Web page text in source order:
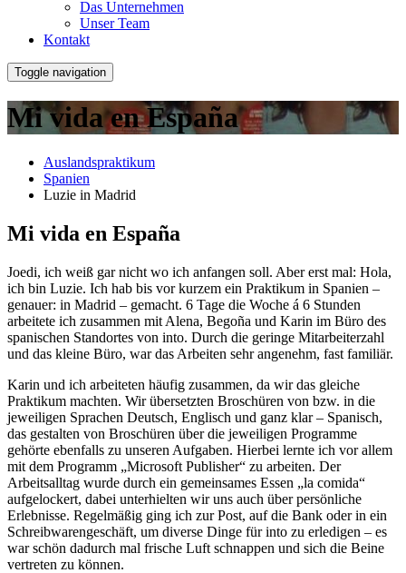
Das Unternehmen
Unser Team
Kontakt
Toggle navigation
Mi vida en España
Auslandspraktikum
Spanien
Luzie in Madrid
Mi vida en España
Joedi, ich weiß gar nicht wo ich anfangen soll. Aber erst mal: Hola,
ich bin Luzie. Ich hab bis vor kurzem ein Praktikum in Spanien –
genauer: in Madrid – gemacht. 6 Tage die Woche á 6 Stunden
arbeitete ich zusammen mit Alena, Begoña und Karin im Büro des
spanischen Standortes von into. Durch die geringe Mitarbeiterzahl
und das kleine Büro, war das Arbeiten sehr angenehm, fast familiär.
Karin und ich arbeiteten häufig zusammen, da wir das gleiche
Praktikum machten. Wir übersetzten Broschüren von bzw. in die
jeweiligen Sprachen Deutsch, Englisch und ganz klar – Spanisch,
das gestalten von Broschüren über die jeweiligen Programme
gehörte ebenfalls zu unseren Aufgaben. Hierbei lernte ich vor allem
mit dem Programm „Microsoft Publisher“ zu arbeiten. Der
Arbeitsalltag wurde durch ein gemeinsames Essen „la comida“
aufgelockert, dabei unterhielten wir uns auch über persönliche
Erlebnisse. Regelmäßig ging ich zur Post, auf die Bank oder in ein
Schreibwarengeschäft, um diverse Dinge für into zu erledigen – es
war schön dadurch mal frische Luft schnappen und sich die Beine
vertreten zu können.